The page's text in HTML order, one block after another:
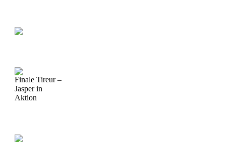
Finale Tireur –
Jasper in
Aktion